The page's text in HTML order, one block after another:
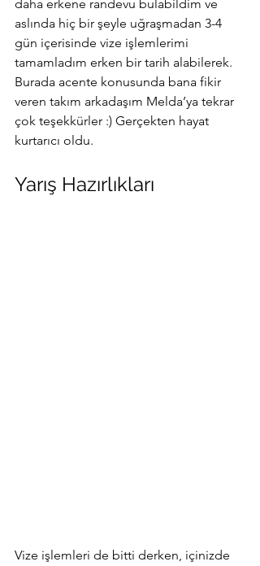
daha erkene randevu bulabildim ve
aslında hiç bir şeyle uğraşmadan 3-4
gün içerisinde vize işlemlerimi
tamamladım erken bir tarih alabilerek.
Burada acente konusunda bana fikir
veren takım arkadaşım Melda’ya tekrar
çok teşekkürler :) Gerçekten hayat
kurtarıcı oldu.
Yarış Hazırlıkları
Vize işlemleri de bitti derken, içinizde